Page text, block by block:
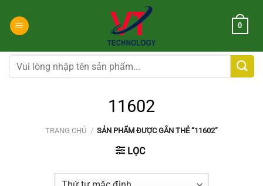
đến
dung
0
Tìm
kiếm:
11602
TRANG CHỦ / SẢN PHẨM ĐƯỢC GẮN THẺ “11602”
LỌC